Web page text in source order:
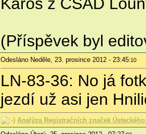
Karos z ČSAD
(Příspěvek byl
Odesláno Neděle, 23. prosince 2012 - 23:45:10
LN-83-36: No já
jezdí už asi jen
Analýza Registračních značek